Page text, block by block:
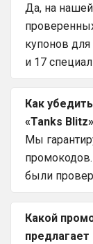
Да, на
купонов
и 17
Как
«Tanks
Мы
были
Какой